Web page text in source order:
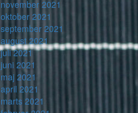
november 2021
oktober 2021
september 2021
august 2021
juli 2021
juni 2021
maj 2021
april 2021
marts 2021